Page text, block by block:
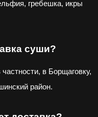
гребешка, икры
суши?
в Борщаговку,
район.